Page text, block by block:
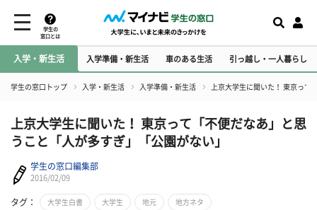
学生の
窓口とは
入学・新生活 入学準備・新生活 車のある生活 引っ越し・一人暮らし
学生の窓口トップ 入学・新生活 入学準備・新生活 上京大学生に聞いた！ 東京っ
上京大学生に聞いた！ 東京って「不便だなあ」と思
うこと「人が多すぎ」「公園がない」
学生の窓口編集部
2016/02/09
タグ： 大学生白書 大学生 地元 地方ネタ